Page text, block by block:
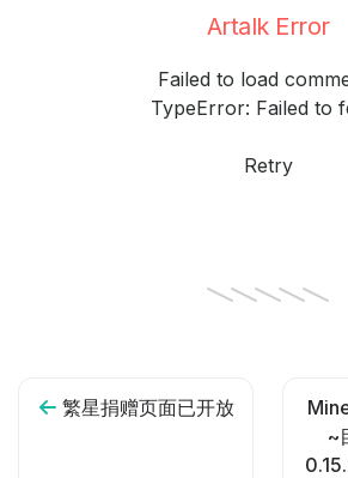
Artalk Error
Failed to load
TypeError: Failed to
Retry
繁星捐赠页面已开放
~